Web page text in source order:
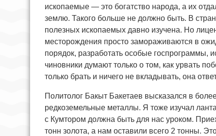
ископаемые — это богатство народа, а их
землю. Такого больше не должно быть. В
полезных ископаемых давно изучена. Но
месторождения просто замораживаются в
порядок, разработать особые госпрограммы,
чиновники думают только о том, как урвать
только брать и ничего не вкладывать, она
Политолог Бакыт Бакетаев высказался в
редкоземельные металлы. Я тоже изучал
с Кумтором должна быть для нас уроком.
тонн золота, а нам оставили всего 2 тонны.